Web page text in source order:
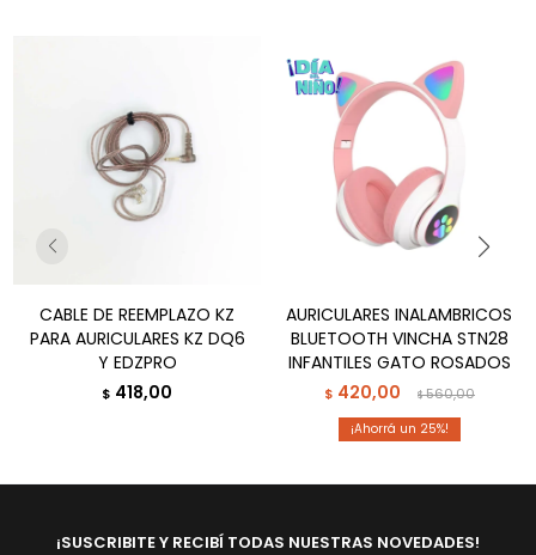
CABLE DE REEMPLAZO KZ
PARA AURICULARES KZ DQ6
Y EDZPRO
$ 418,00
AURICULARES INALAMBRICOS
BLUETOOTH VINCHA STN28
INFANTILES GATO ROSADOS
$ 420,00 $560,00
25
¡SUSCRIBITE Y RECIBÍ TODAS NUESTRAS NOVEDADES!